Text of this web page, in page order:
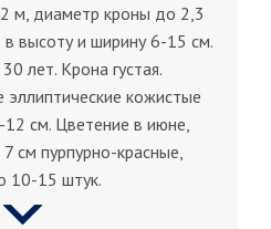
м, диаметр кроны до 2,3
высоту и ширину 6-15 см.
лет. Крона густая.
кожистые
см. Цветение в июне,
см пурпурно-красные,
10-15 штук.